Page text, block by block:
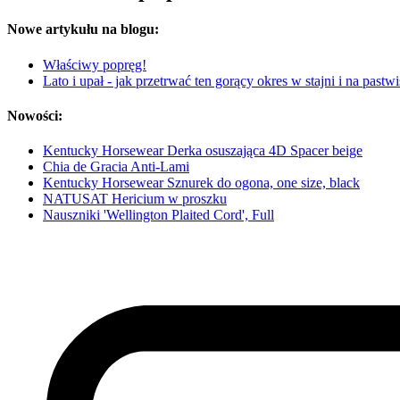
Nowe artykułu na blogu:
Właściwy popręg!
Lato i upał - jak przetrwać ten gorący okres w stajni i na
Nowości:
Kentucky Horsewear Derka osuszająca 4D Spacer beige
Chia de Gracia Anti-Lami
Kentucky Horsewear Sznurek do ogona, one size, black
NATUSAT Hericium w proszku
Nauszniki 'Wellington Plaited Cord', Full